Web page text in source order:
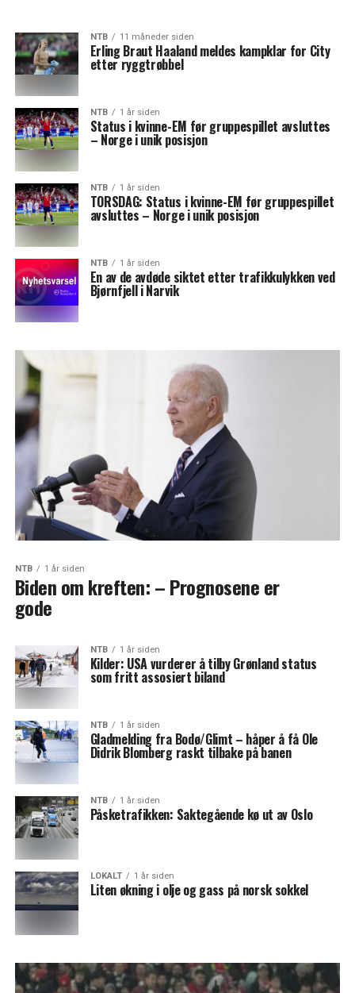
NTB 11 måneder siden
Erling Braut Haaland meldes kampklar for City
etter ryggtrøbbel
NTB 1 år siden
Status i kvinne-EM før gruppespillet avsluttes
– Norge i unik posisjon
NTB 1 år siden
TORSDAG: Status i kvinne-EM før gruppespillet
avsluttes – Norge i unik posisjon
NTB 1 år siden
En av de avdøde siktet etter trafikkulykken ved
Bjørnfjell i Narvik
NTB 1 år siden
Biden om kreften: – Prognosene er
gode
NTB 1 år siden
Kilder: USA vurderer å tilby Grønland status
som fritt assosiert biland
NTB 1 år siden
Gladmelding fra Bodø/Glimt – håper å få Ole
Didrik Blomberg raskt tilbake på banen
NTB 1 år siden
Påsketrafikken: Saktegående kø ut av Oslo
LOKALT 1 år siden
Liten økning i olje og gass på norsk sokkel